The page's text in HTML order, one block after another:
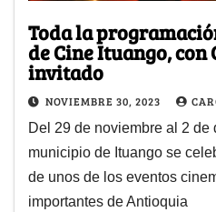
Toda la
de Cine Ituango, con
invitado
NOVIEMBRE 30, 2023
Del 29 de noviembre al 2 de
municipio de Ituango se
de unos de los eventos
importantes de Antioquia